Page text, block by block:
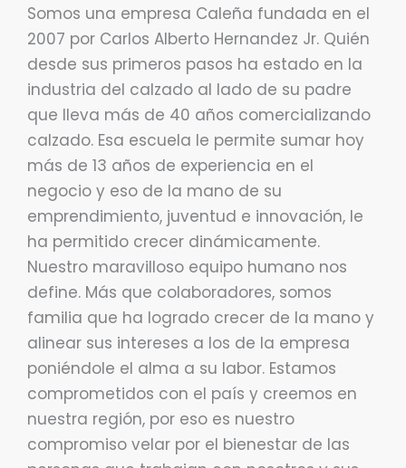
Somos una empresa Caleña fundada en el
2007 por Carlos Alberto Hernandez Jr. Quién
desde sus primeros pasos ha estado en la
industria del calzado al lado de su padre
que lleva más de 40 años comercializando
calzado. Esa escuela le permite sumar hoy
más de 13 años de experiencia en el
negocio y eso de la mano de su
emprendimiento, juventud e innovación, le
ha permitido crecer dinámicamente.
Nuestro maravilloso equipo humano nos
define. Más que colaboradores, somos
familia que ha logrado crecer de la mano y
alinear sus intereses a los de la empresa
poniéndole el alma a su labor. Estamos
comprometidos con el país y creemos en
nuestra región, por eso es nuestro
compromiso velar por el bienestar de las